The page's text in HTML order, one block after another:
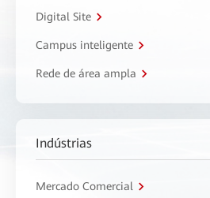
Digital Site
Campus inteligente
Rede de área ampla
Indústrias
Mercado Comercial